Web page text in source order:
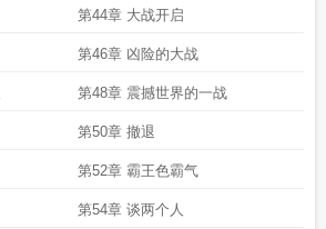
第44章 大战开启
第46章 凶险的大战
第48章 震撼世界的一战
第50章 撤退
第52章 霸王色霸气
第54章 谈两个人